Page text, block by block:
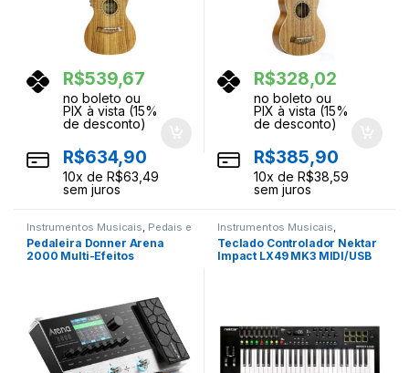
R$539,67
no boleto ou
PIX à vista (15%
de desconto)
R$634,90
10x de R$63,49
sem juros
R$328,02
no boleto ou
PIX à vista (15%
de desconto)
R$385,90
10x de R$38,59
sem juros
Instrumentos Musicais Pedais e
Pedaleiras
Pedaleira Donner Arena
2000 Multi-Efeitos
Instrumentos Musicais
Teclados ,Teclas
Teclado Controlador Nektar
Impact LX49 MK3 MIDI/USB